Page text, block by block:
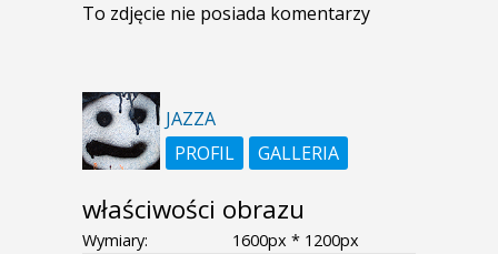
To zdjęcie nie posiada komentarzy
JAZZA
PROFIL
GALLERIA
właściwości obrazu
Wymiary:
1600px * 1200px